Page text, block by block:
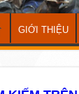
GIỚI THIỆU